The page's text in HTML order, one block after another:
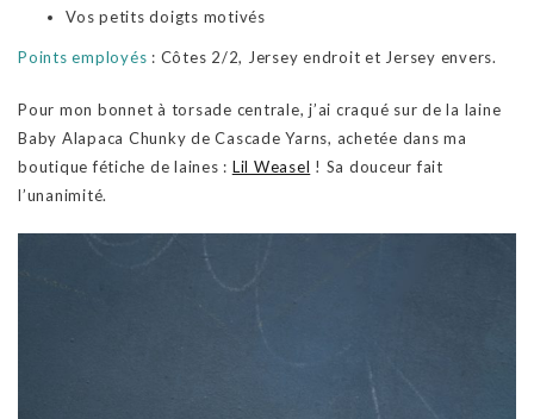
Vos petits doigts motivés
Points employés : Côtes 2/2, Jersey endroit et Jersey envers.
Pour mon bonnet à torsade centrale, j’ai craqué sur de la laine
Baby Alapaca Chunky de Cascade Yarns, achetée dans ma
boutique fétiche de laines : Lil Weasel ! Sa douceur fait
l’unanimité.